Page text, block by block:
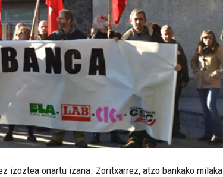
izoztea onartu izana. Zoritxarrez, atzo bankako milaka